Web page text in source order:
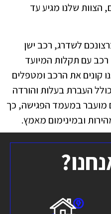
הצוות שלנו מגיע עד
לשדרג, רכב ישן
עם תקלות המיועד
קונים את הרכב ומטפלים
העברת בעלות והורדה
מועבר במעמד הפגישה, כך
ובמינימום מאמץ.